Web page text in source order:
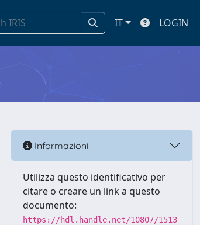
IT LOGIN
Informazioni
Utilizza questo identificativo per
citare o creare un link a questo
documento:
https://hdl.handle.net/10807/1513